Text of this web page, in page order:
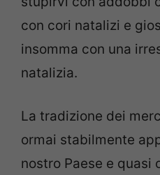
con cori natalizi e
insomma con una
natalizia.
La tradizione dei
ormai stabilmente
nostro Paese e quasi